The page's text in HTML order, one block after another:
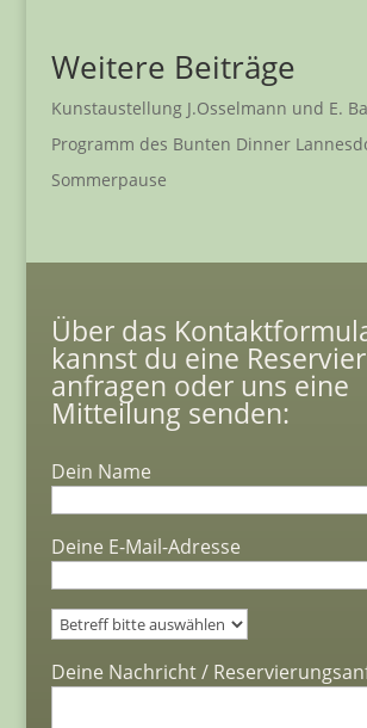
Weitere Beiträge
Kunstaustellung J.Osselmann und E. Ba
Programm des Bunten Dinner
Sommerpause
Über das
kannst du eine
anfragen oder uns eine
Mitteilung senden:
Dein Name
Deine E-Mail-Adresse
Deine Nachricht /